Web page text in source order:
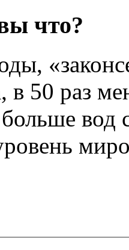
что?
в 50 раз